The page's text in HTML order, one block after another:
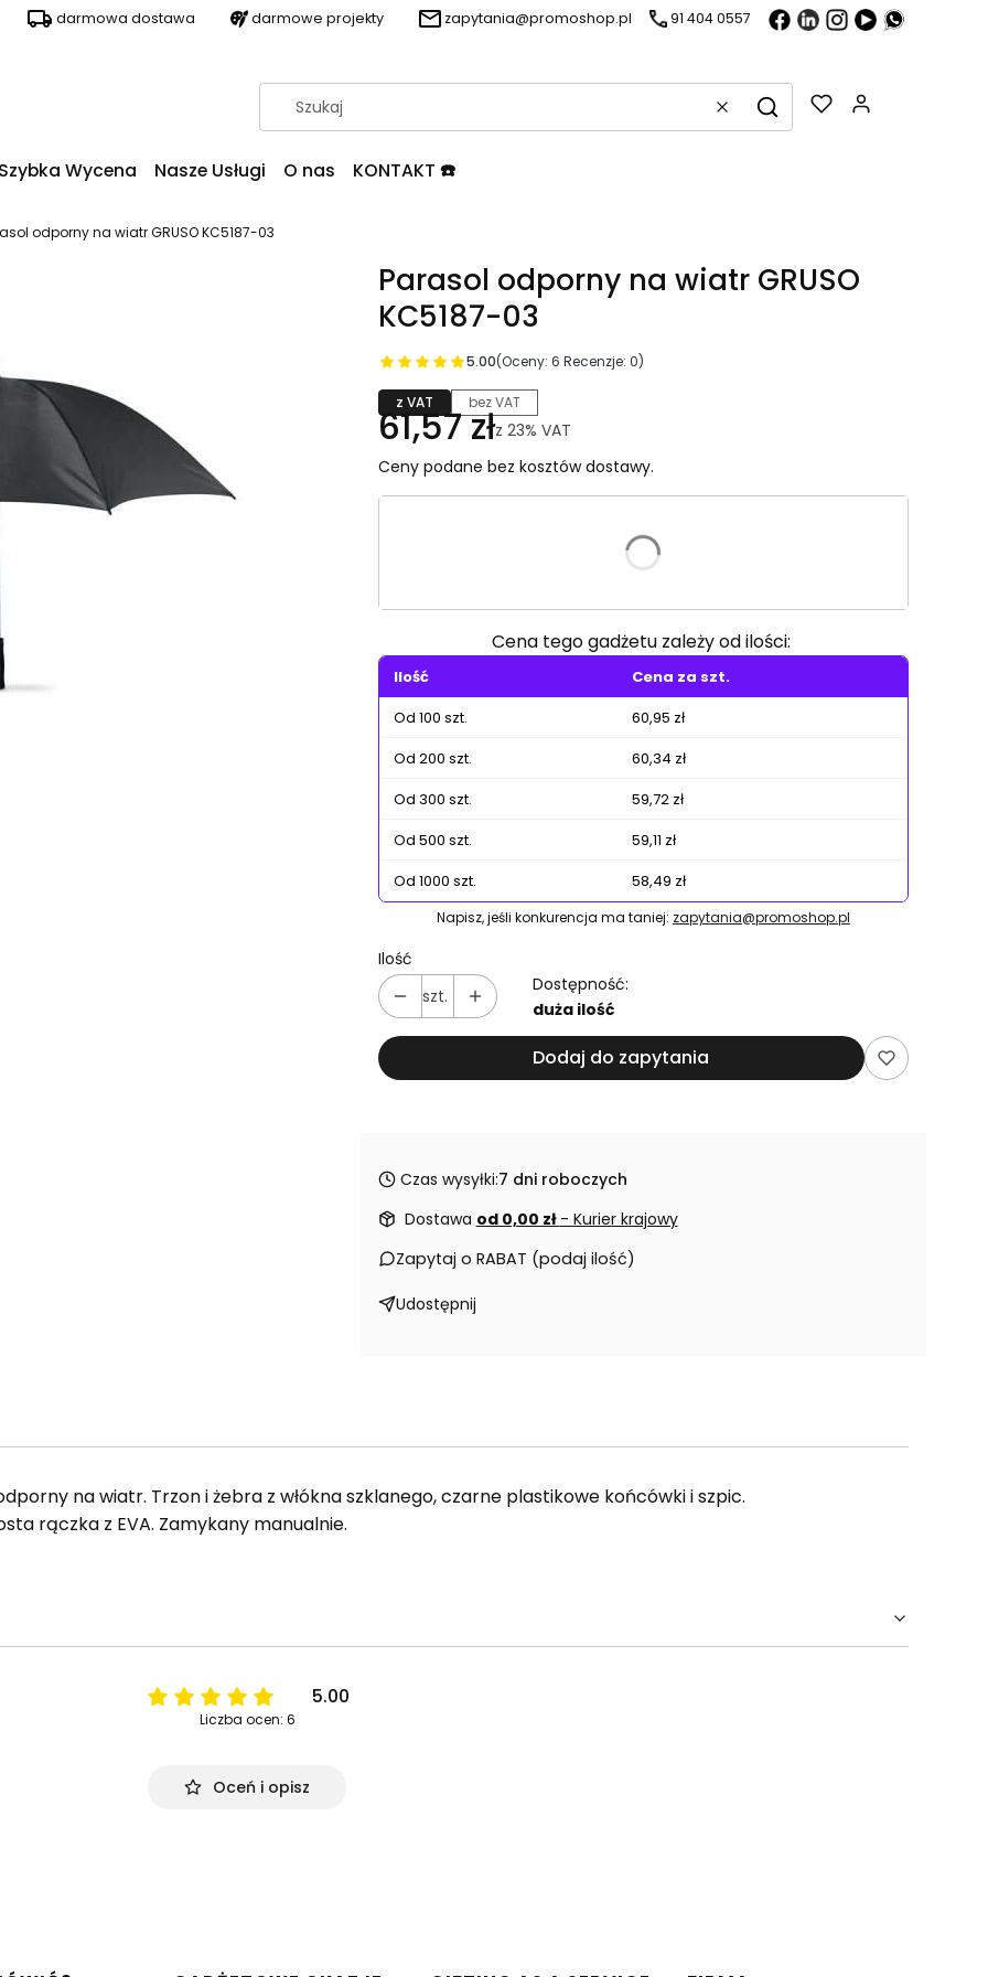
darmowa dostawa darmowe projekty zapytania@promoshop.pl 91 404 0557
WyczyśćSzukaj
Wycena Nasze Usługi O nas KONTAKT ☎️
odporny na wiatr GRUSO KC5187-03
Parasol odporny na wiatr GRUSO
KC5187-03
5.00(Oceny: 6 Recenzje: 0)
z VAT bez VAT
61,57 złz 23% VAT
Ceny podane bez kosztów dostawy.
Poszczególne warianty mogą różnić się ceną
Cena tego gadżetu zależy od ilości:
Ilość
Cena za szt.
Od 100 szt.
60,95 zł
Od 200 szt.
60,34 zł
Od 300 szt.
59,72 zł
Od 500 szt.
59,11 zł
Od 1000 szt.
58,49 zł
Napisz, jeśli konkurencja ma taniej: zapytania@promoshop.pl
Ilość
szt.
Dostępność:
duża ilość
Dodaj do zapytania
Czas wysyłki:7 dni roboczych
Dostawa od 0,00 zł - Kurier krajowy
Zapytaj o RABAT (podaj ilość)
Udostępnij
na wiatr. Trzon i żebra z włókna szklanego, czarne plastikowe końcówki i szpic.
rączka z EVA. Zamykany manualnie.
5.00
Liczba ocen: 6
Oceń i opisz